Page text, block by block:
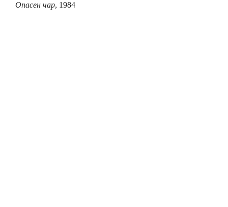
Опасен чар, 1984